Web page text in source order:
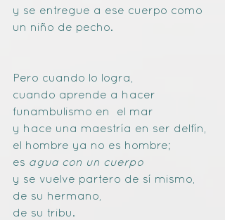
y se entregue a ese cuerpo como
un niño de pecho.
Pero cuando lo logra,
cuando aprende a hacer
funambulismo en  el mar
y hace una maestría en ser delfín,
el hombre ya no es hombre;
es agua con un cuerpo
y se vuelve partero de sí mismo,
de su hermano,
de su tribu.